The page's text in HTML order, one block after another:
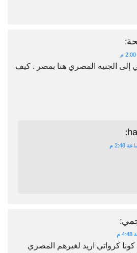
:
إلى الجنيه المصري هنا بمصر . كيف
:
:
كرواتي اريد لغيرهم المصري